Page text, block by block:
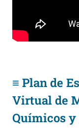
≡ Plan de
Virtual de
Químicos